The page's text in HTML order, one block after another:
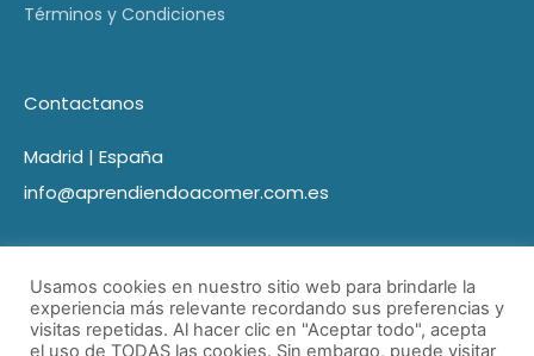
Términos y Condiciones
Contactanos
Madrid | España
info@aprendiendoacomer.com.es
Usamos cookies en nuestro sitio web para brindarle la
experiencia más relevante recordando sus preferencias y
visitas repetidas. Al hacer clic en "Aceptar todo", acepta
el uso de TODAS las cookies. Sin embargo, puede visitar